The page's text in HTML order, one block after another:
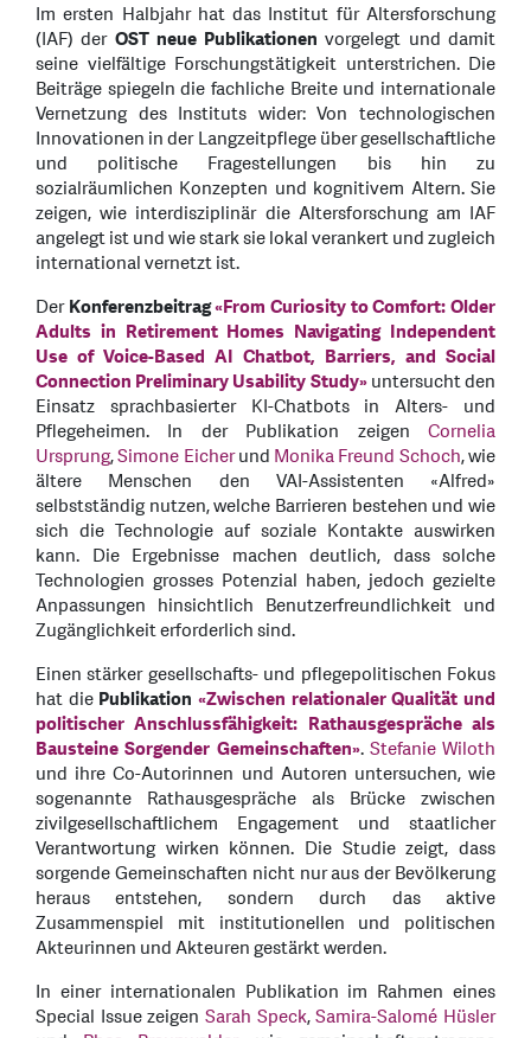
Im ersten Halbjahr hat das Institut für Altersforschung
(IAF) der OST neue Publikationen vorgelegt und damit
seine vielfältige Forschungstätigkeit unterstrichen. Die
Beiträge spiegeln die fachliche Breite und internationale
Vernetzung des Instituts wider: Von technologischen
Innovationen in der Langzeitpflege über gesellschaftliche
und politische Fragestellungen bis hin zu
sozialräumlichen Konzepten und kognitivem Altern. Sie
zeigen, wie interdisziplinär die Altersforschung am IAF
angelegt ist und wie stark sie lokal verankert und zugleich
international vernetzt ist.
DerKonferenzbeitrag«From Curiosity to Comfort: Older
Adults in Retirement Homes Navigating Independent
Use of Voice-Based AI Chatbot, Barriers, and Social
Connection Preliminary Usability Study»untersucht den
Einsatz sprachbasierter KI-Chatbots in Alters- und
Pflegeheimen. In der Publikation zeigen Cornelia
Ursprung,Simone Eicherund Monika Freund Schoch, wie
ältere Menschen den VAI-Assistenten «Alfred»
selbstständig nutzen, welche Barrieren bestehen und wie
sich die Technologie auf soziale Kontakte auswirken
kann. Die Ergebnisse machen deutlich, dass solche
Technologien grosses Potenzial haben, jedoch gezielte
Anpassungen hinsichtlich Benutzerfreundlichkeit und
Zugänglichkeit erforderlich sind.
Einen stärker gesellschafts- und pflegepolitischen Fokus
hat die Publikation«Zwischen relationaler Qualität und
politischer Anschlussfähigkeit: Rathausgespräche als
Bausteine Sorgender Gemeinschaften». Stefanie Wiloth
und ihre Co-Autorinnen und Autoren untersuchen, wie
sogenannte Rathausgespräche als Brücke zwischen
zivilgesellschaftlichem Engagement und staatlicher
Verantwortung wirken können. Die Studie zeigt, dass
sorgende Gemeinschaften nicht nur aus der Bevölkerung
heraus entstehen, sondern durch das aktive
Zusammenspiel mit institutionellen und politischen
Akteurinnen und Akteuren gestärkt werden.
In einer internationalen Publikation im Rahmen eines
Special Issue zeigen Sarah Speck,Samira-Salomé Hüsler